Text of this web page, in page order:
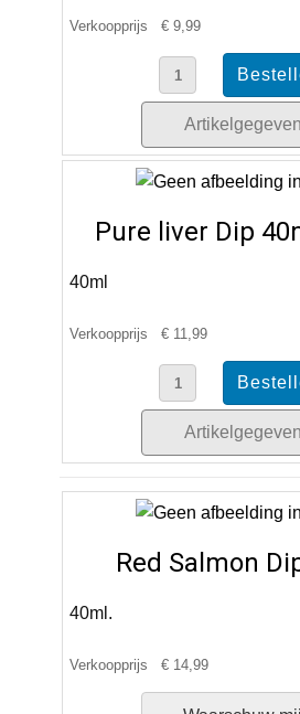
Verkoopprijs € 9,99
Pure liver Dip
40ml
Verkoopprijs € 11,99
Red Salmon
40ml.
Verkoopprijs € 14,99